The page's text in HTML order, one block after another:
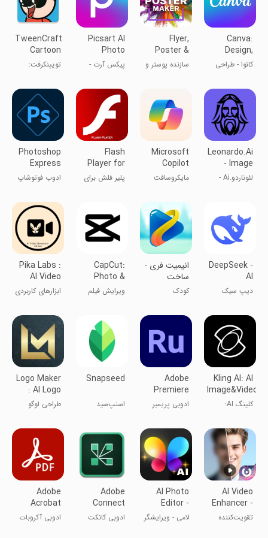
Canva:
Design,
Photo &
Video
کانوا - طراحی
Flyer,
Poster &
Graphic
Design
سازنده پوستر و
Picsart AI
Photo
Editor,
Video
پیکس آرت -
فیلم
TweenCraft
Cartoon
Video
Maker
تویینکرفت:
کارتون
Leonardo.Ai
- Image
Generator
لئوناردو.Ai -
Microsoft
Copilot
مایکروسافت
Flash
Player for
Android -
SWF
پلیر فلش برای
Photoshop
Express
Photo
Editor
ادوب فوتو‌شاپ
DeepSeek -
AI
Assistant
دیپ سیک
انیمیت فری -
ساخت
انیمیشن کوتاه
کودک
CapCut:
Photo &
Video
Editor
ویرایش فیلم
Pika Labs :
AI Video
Tutoring
ابزارهای کاربردی
Kling AI: AI
Image&Video
Maker کلینگ AI:
ویدیو با هوش
مصنوعی
Adobe
Premiere
Rush: Video
ادوبی پریمیر
Snapseed
اسنپ‌سید
Logo Maker
: AI Logo
Generator
طراحی لوگو
AI Video
Enhancer -
Utool
تقویت‌کننده
AI Photo
Editor -
Lumii
لامی - ویرایشگر
Adobe
Connect
ادوبی کانکت
Adobe
Acrobat
Reader:
Edit PDF
ادوبی آکروبات